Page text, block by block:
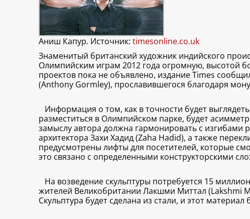
Аниш Капур. Источник: timesonline.co.uk
Знаменитый британский художник индийского
Олимпийским играм 2012 года огромную, высотой
проектов пока не объявлено, издание Times
(Anthony Gormley), прославившегося благодаря
Информация о том, как в точности будет
разместиться в Олимпийском парке, будет
замыслу автора должна гармонировать с изгибами
архитектора Захи Хадид (Zaha Hadid), а также
предусмотрены лифты для посетителей, которые
это связано с определенными конструкторскими
На возведение скульптуры потребуется 15
жителей Великобритании Лакшми Миттал (Lakshmi
Скульптура будет сделана из стали, и этот